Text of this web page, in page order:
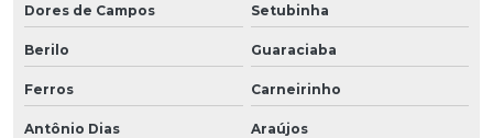
Dores de Campos Setubinha
Berilo Guaraciaba
Ferros Carneirinho
Antônio Dias Araújos